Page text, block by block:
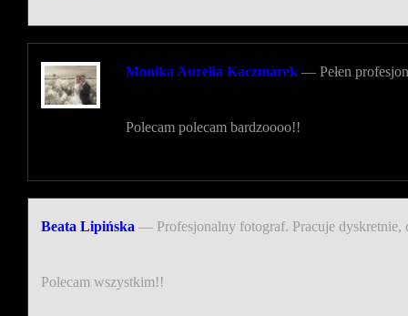
Monika Aurelia Kaczmarek — Pełen
Polecam polecam bardzoooo!!
Beata Lipińska — Profesjonalny fotograf. Pracuje dyskretnie,
Polecam wszystkim!!